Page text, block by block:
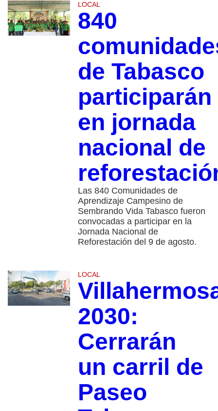
LOCAL
840
de Tabasco
participarán
en jornada
nacional de
Las 840 Comunidades de
Aprendizaje Campesino de
Sembrando Vida Tabasco fueron
convocadas a participar en la
Jornada Nacional de
Reforestación del 9 de agosto.
LOCAL
2030:
Cerrarán
un carril de
Paseo